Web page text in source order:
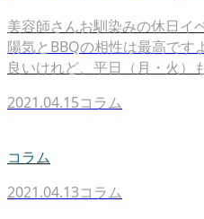
美容師さんお馴染みの休日イ
陽気とBBQの相性は最高です
良いけれど、平日（月・火）
2021.04.15コラム
コラム
2021.04.13コラム